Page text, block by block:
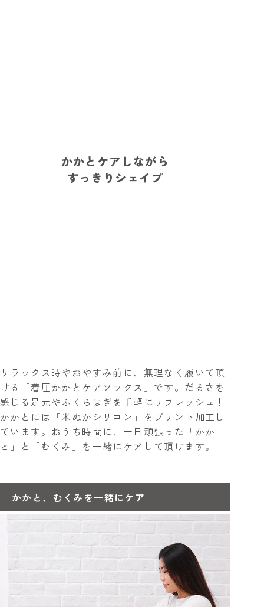
かかとケアしながら
すっきりシェイプ
リラックス時やおやすみ前に、無理なく履いて頂
ける「着圧かかとケアソックス」です。だるさを
感じる足元やふくらはぎを手軽にリフレッシュ！
かかとには「米ぬかシリコン」をプリント加工し
ています。おうち時間に、一日頑張った「かか
と」と「むくみ」を一緒にケアして頂けます。
かかと、むくみを一緒にケア